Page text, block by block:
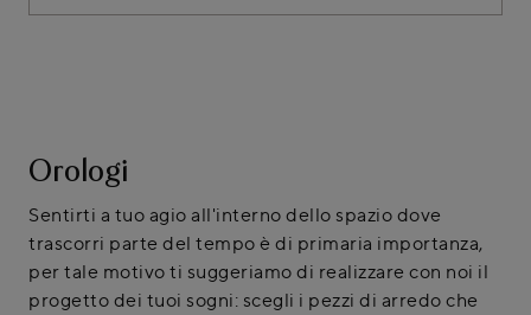
Orologi
Sentirti a tuo agio all'interno dello spazio dove
trascorri parte del tempo è di primaria importanza,
per tale motivo ti suggeriamo di realizzare con noi il
progetto dei tuoi sogni: scegli i pezzi di arredo che